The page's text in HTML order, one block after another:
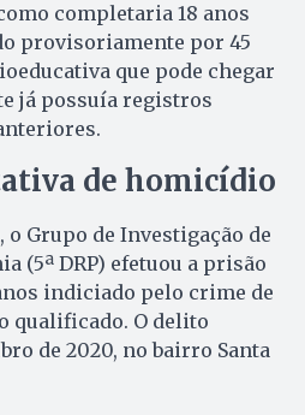
completaria 18 anos
provisoriamente por 45
que pode chegar
já possuía registros
de homicídio
Grupo de Investigação de
(5ª DRP) efetuou a prisão
indiciado pelo crime de
qualificado. O delito
de 2020, no bairro Santa